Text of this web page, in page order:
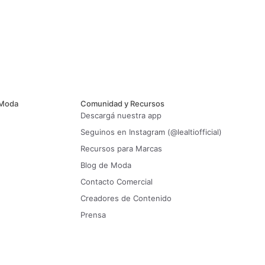
Comunidad y Recursos
Descargá nuestra app
Seguinos en Instagram (@lealtiofficial)
Recursos para Marcas
Blog de Moda
Contacto Comercial
Creadores de Contenido
Prensa